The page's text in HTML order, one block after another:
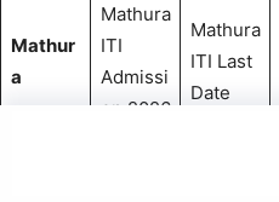
Mathur
a
Mathura
ITI
Admissi
on 2026
Mathura
ITI Last
Date